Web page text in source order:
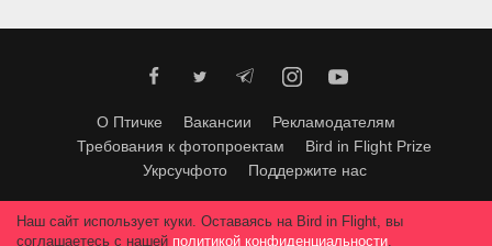
О Птичке Вакансии
Рекламодателям
Требования к фотопроектам
Bird in Flight Prize
Укрсучфото
Поддержите нас
Любое использование материалов допускается только с согласия
редакции.© 2026, Bird In Flight.
Наш сайт использует куки. Оставаясь на Bird in Flight, вы
соглашаетесь с нашей политикой конфиденциальности.